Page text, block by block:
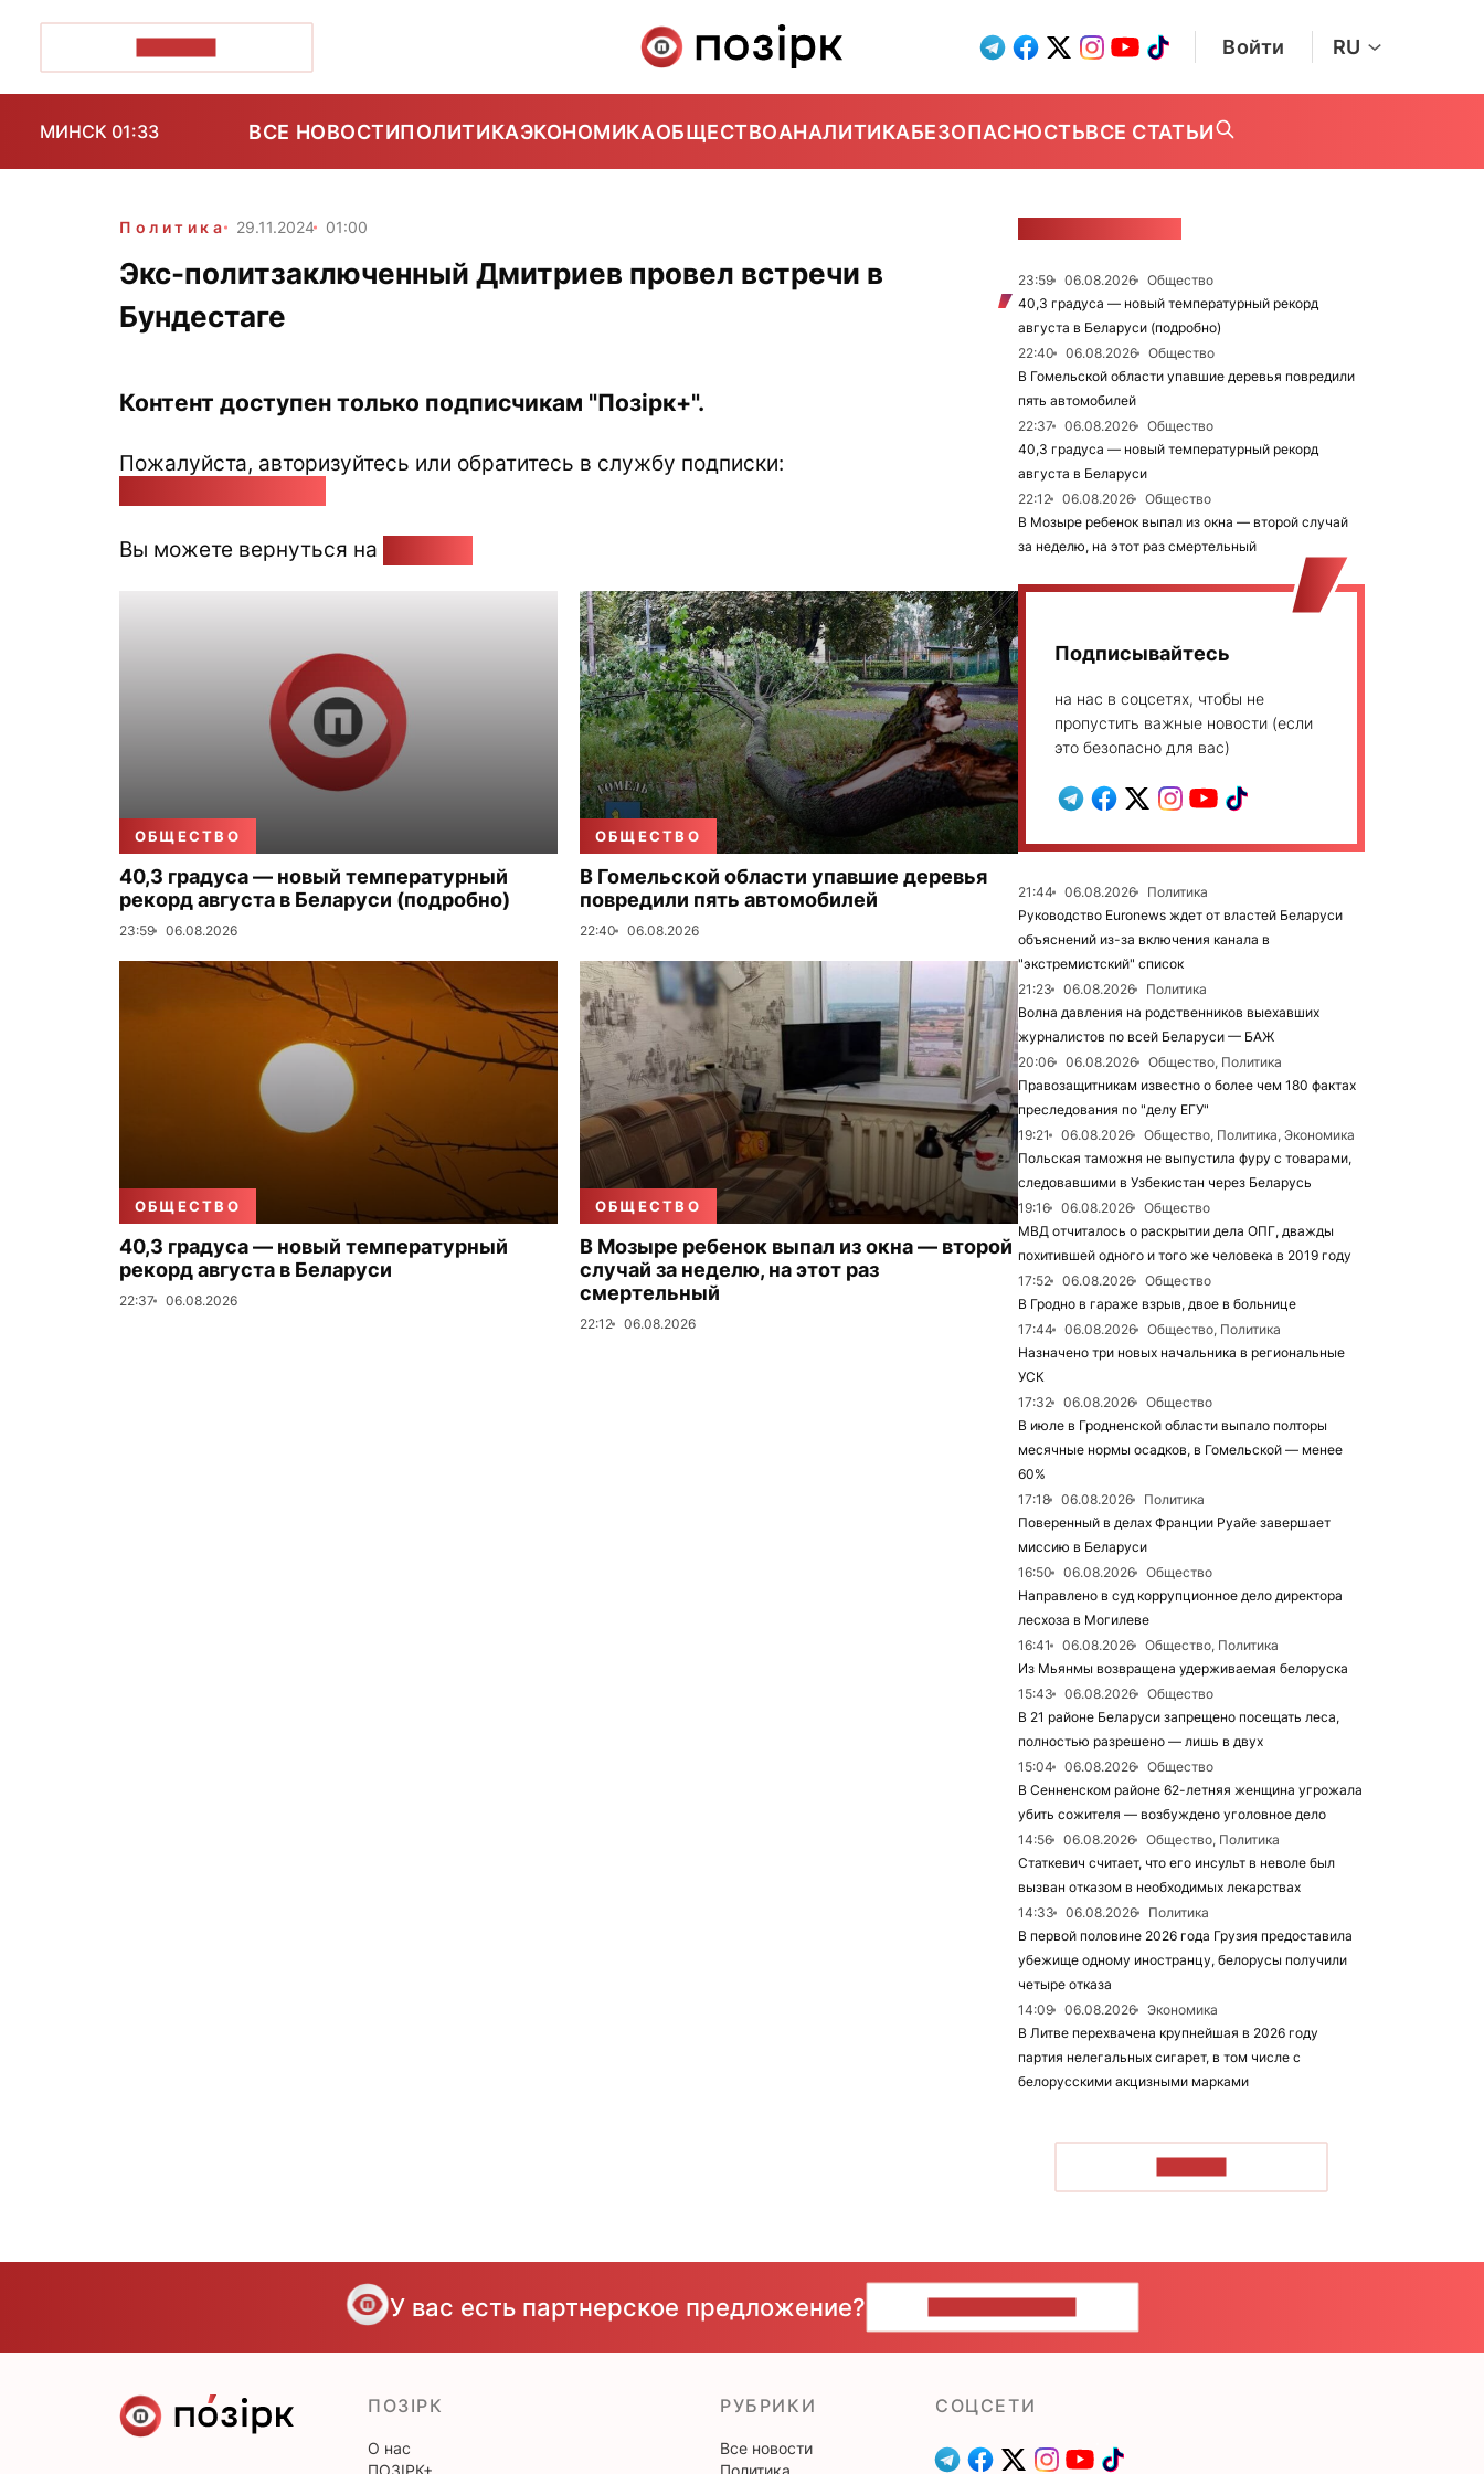
Войти RU
МИНСК 01:33 ВСЕ НОВОСТИПОЛИТИКАЭКОНОМИКАОБЩЕСТВОАНАЛИТИКАБЕЗОПАСНОСТЬВСЕ СТАТЬИ
Политика 29.11.2024 01:00
Экс-политзаключенный Дмитриев провел встречи в
Бундестаге
Контент доступен только подписчикам "Позірк+".
Пожалуйста, авторизуйтесь или обратитесь в службу подписки:
Вы можете вернуться на
ОБЩЕСТВО
40,3 градуса — новый температурный
рекорд августа в Беларуси (подробно)
23:59 06.08.2026
ОБЩЕСТВО
В Гомельской области упавшие деревья
повредили пять автомобилей
22:40 06.08.2026
ОБЩЕСТВО
40,3 градуса — новый температурный
рекорд августа в Беларуси
22:37 06.08.2026
ОБЩЕСТВО
В Мозыре ребенок выпал из окна — второй
случай за неделю, на этот раз
смертельный
22:12 06.08.2026
23:59 06.08.2026
Общество
40,3 градуса — новый температурный рекорд
августа в Беларуси (подробно)
22:40
06.08.2026
Общество
В Гомельской области упавшие деревья повредили
пять автомобилей
22:37
06.08.2026
Общество
40,3 градуса — новый температурный рекорд
августа в Беларуси
22:12
06.08.2026
Общество
В Мозыре ребенок выпал из окна — второй случай
за неделю, на этот раз смертельный
Подписывайтесь
на нас в соцсетях, чтобы не
пропустить важные новости (если
это безопасно для вас)
21:44 06.08.2026
Политика
Руководство Euronews ждет от властей Беларуси
объяснений из-за включения канала в
"экстремистский" список
21:23
06.08.2026
Политика
Волна давления на родственников выехавших
журналистов по всей Беларуси — БАЖ
20:06
06.08.2026
Общество, Политика
Правозащитникам известно о более чем 180 фактах
преследования по "делу ЕГУ"
19:21
06.08.2026
Общество, Политика, Экономика
Польская таможня не выпустила фуру с товарами,
следовавшими в Узбекистан через Беларусь
19:16
06.08.2026
Общество
МВД отчиталось о раскрытии дела ОПГ, дважды
похитившей одного и того же человека в 2019 году
17:52
06.08.2026
Общество
В Гродно в гараже взрыв, двое в больнице
17:44
06.08.2026
Общество, Политика
Назначено три новых начальника в региональные
УСК
17:32
06.08.2026
Общество
В июле в Гродненской области выпало полторы
месячные нормы осадков, в Гомельской — менее
60%
17:18
06.08.2026
Политика
Поверенный в делах Франции Руайе завершает
миссию в Беларуси
16:50
06.08.2026
Общество
Направлено в суд коррупционное дело директора
лесхоза в Могилеве
16:41
06.08.2026
Общество, Политика
Из Мьянмы возвращена удерживаемая белоруска
15:43
06.08.2026
Общество
В 21 районе Беларуси запрещено посещать леса,
полностью разрешено — лишь в двух
15:04
06.08.2026
Общество
В Сенненском районе 62-летняя женщина угрожала
убить сожителя — возбуждено уголовное дело
14:56
06.08.2026
Общество, Политика
Статкевич считает, что его инсульт в неволе был
вызван отказом в необходимых лекарствах
14:33
06.08.2026
Политика
В первой половине 2026 года Грузия предоставила
убежище одному иностранцу, белорусы получили
четыре отказа
14:09
06.08.2026
Экономика
В Литве перехвачена крупнейшая в 2026 году
партия нелегальных сигарет, в том числе с
белорусскими акцизными марками
У вас есть партнерское предложение?
ПОЗІРК
О нас
ПОЗІРК+
РУБРИКИ
Все новости
Политика
CОЦСЕТИ